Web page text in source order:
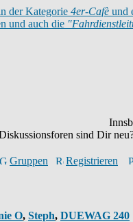
der Kategorie 4er-Cafè und
und auch die
sind Dir
Gruppen Registrieren
O, Steph, DUEWAG 240